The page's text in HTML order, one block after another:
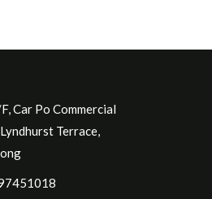
Car Po Commercial
Terrace,